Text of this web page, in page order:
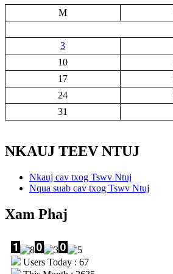
M
3
10
17
24
31
NKAUJ TEEV NTUJ
Nkauj cav txog Tswv Ntuj
Nqua suab cav txog Tswv Ntuj
Xam Phaj
Users Today : 67